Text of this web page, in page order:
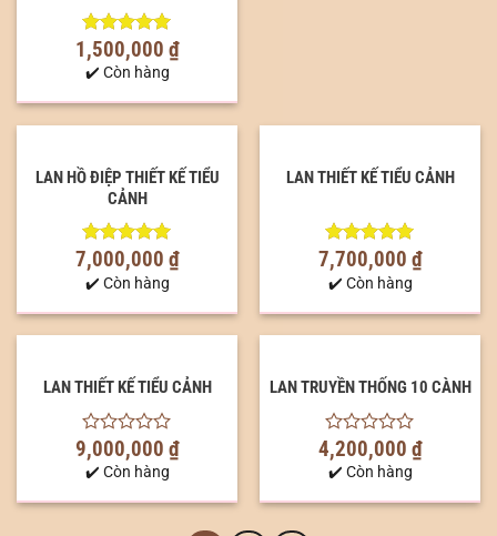
5.00out of
5
1,500,000 ₫
✔️ Còn hàng
LAN HỒ ĐIỆP THIẾT KẾ TIỂU
CẢNH
5.00out of
5
7,000,000 ₫
✔️ Còn hàng
LAN THIẾT KẾ TIỂU CẢNH
5.00out of
5
7,700,000 ₫
✔️ Còn hàng
LAN THIẾT KẾ TIỂU CẢNH
0
out
of
5
9,000,000 ₫
✔️ Còn hàng
LAN TRUYỀN THỐNG 10 CÀNH
0
out
of
5
4,200,000 ₫
✔️ Còn hàng